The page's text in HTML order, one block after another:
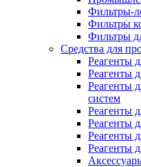
Фильтры-
Фильтры
Фильтры
Средства для
Реагенты
Реагенты
Реагенты
систем
Реагенты
Реагенты
Реагенты
Реагенты